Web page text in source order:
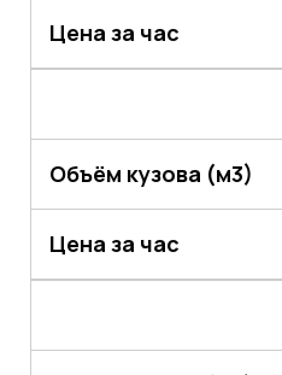
Цена за час
Объём кузова (м3)
Цена за час